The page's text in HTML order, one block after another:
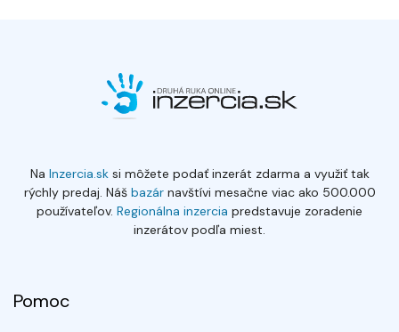
Na Inzercia.sksi môžete podať inzerát zdarma a využiť tak
rýchly predaj. Náš bazárnavštívi mesačne viac ako 500.000
používateľov. Regionálna inzercia predstavuje zoradenie
inzerátov podľa miest.
Pomoc